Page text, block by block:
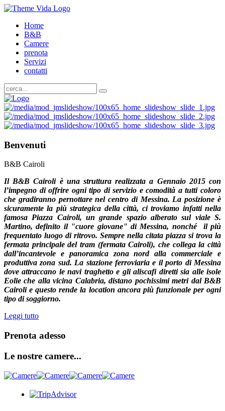
Home
B&B
Camere
prenota
Servizi
contatti
Benvenuti
B&B Cairoli
Il B&B Cairoli è una struttura realizzata a Gennaio 2015 con
l’impegno di offrire ogni tipo di servizio e comodità a tutti coloro
che gradiranno pernottare nel centro di Messina. La posizione è
sicuramente la più strategica della città, ci troviamo infatti nella
famosa Piazza Cairoli, un grande spazio alberato sul viale S.
Martino, definito il "cuore giovane" di Messina, nonché il più
frequentato luogo di ritrovo. Sempre nella citata piazza si trova la
fermata principale del tram (fermata Cairoli), che collega la città
dall’incantevole e panoramica zona nord alla commerciale e
produttiva zona sud. La stazione ferroviaria e il porto di Messina
dove attraccano le navi traghetto e gli aliscafi diretti sia alle isole
Eolie che alla vicina Calabria, distano pochissimi metri dal B&B
Cairoli e questo rende la location ancora più funzionale per ogni
tipo di soggiorno.
Leggi tutto
Prenota adesso
Le nostre camere...